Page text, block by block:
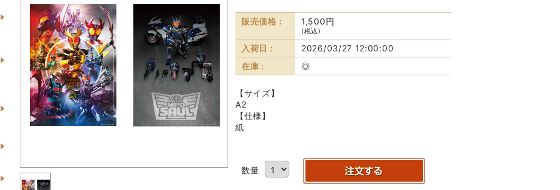
販売価格 : 1,500円
(税込)
入荷日 :
2026/03/27 12:00:00
在庫 :
◎
【サイズ】
A2
【仕様】
紙
数量